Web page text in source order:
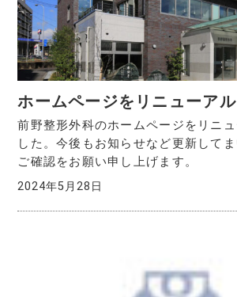
ホームページをリニューアル
前野整形外科のホームページをリニ
した。今後もお知らせなど更新してま
ご確認をお願い申し上げます。
2024年5月28日